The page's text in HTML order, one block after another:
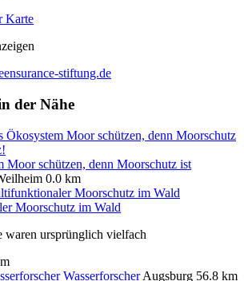
Karte
stiftung.de
der Nähe
Moor schützen, denn Moorschutz ist
0.0 km
Moorschutz im Wald
waren ursprünglich vielfach
Wasserforscher Augsburg 56.8 km